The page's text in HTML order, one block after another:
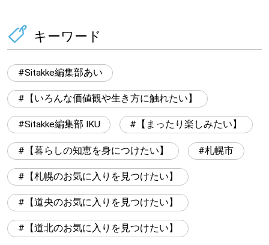
キーワード
Sitakke編集部あい
【いろんな価値観や生き方に触れたい】
Sitakke編集部 IKU 【まったり楽しみたい】
【暮らしの知恵を身につけたい】 札幌市
【札幌のお気に入りを見つけたい】
【道央のお気に入りを見つけたい】
【道北のお気に入りを見つけたい】